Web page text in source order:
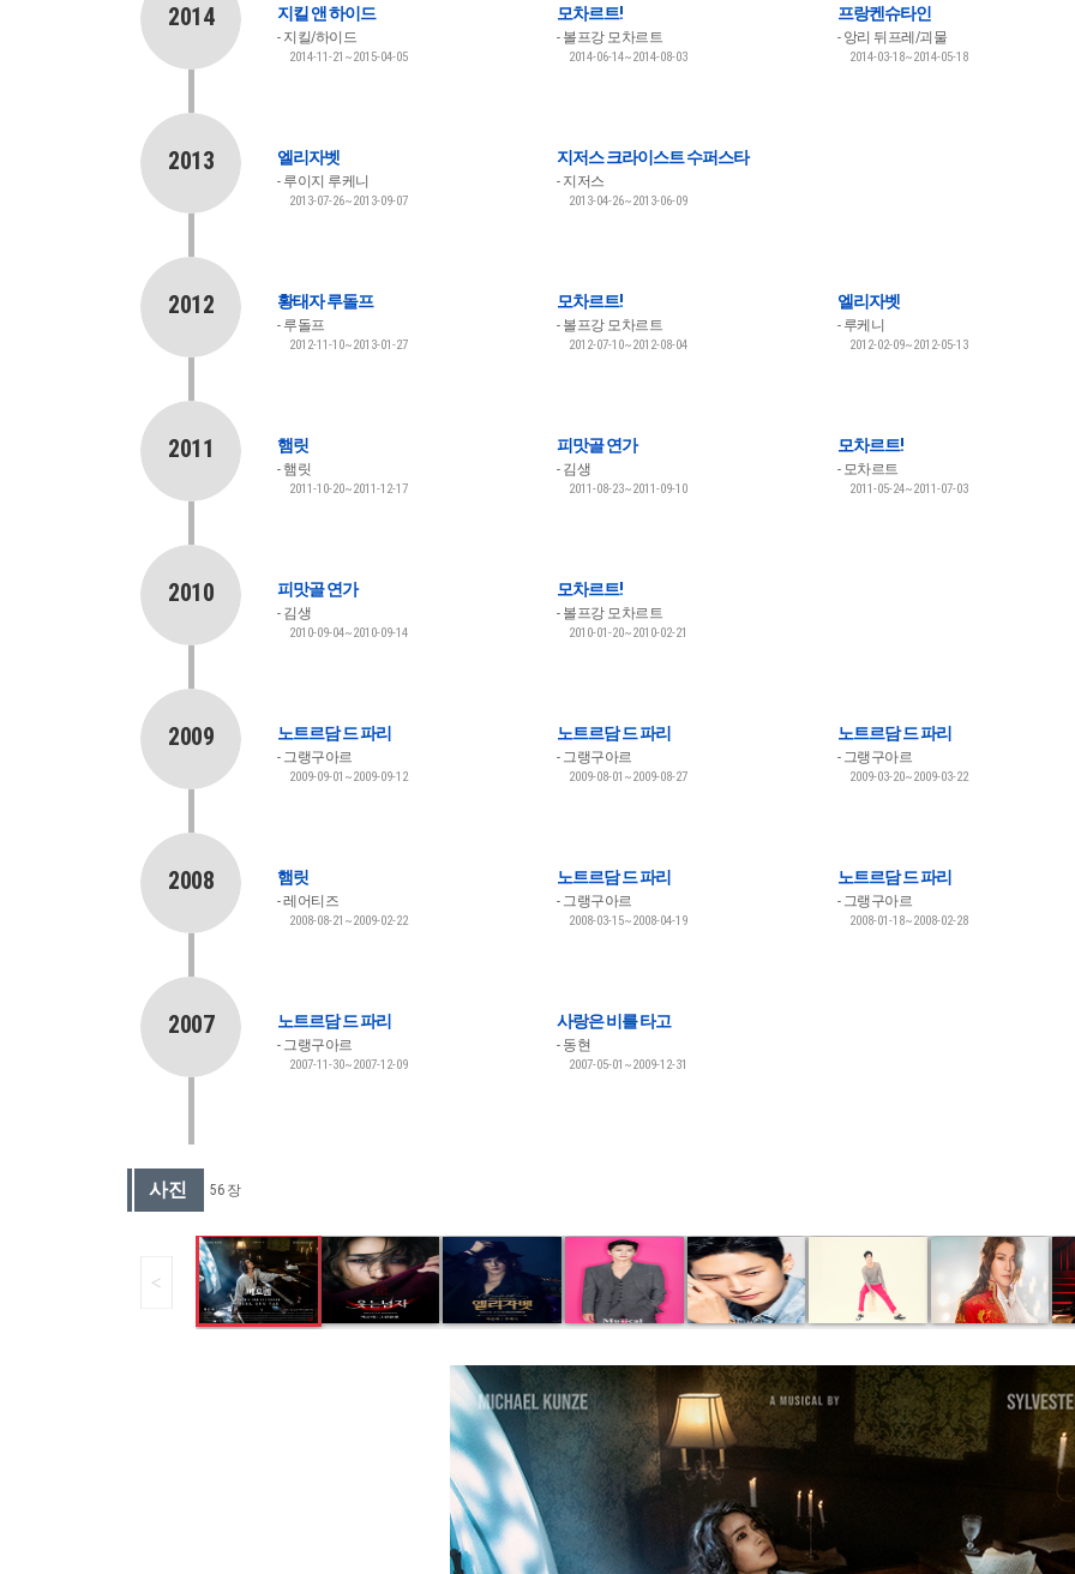
2014 지킬 앤 하이드
지킬/하이드
2014-11-21~2015-04-05
모차르트!
볼프강 모차르트
2014-06-14~2014-08-03
프랑켄슈타인
앙리 뒤프레/괴물
2014-03-18~2014-05-18
2013 엘리자벳
루이지 루케니
2013-07-26~2013-09-07
지저스 크라이스트 수퍼스타
지저스
2013-04-26~2013-06-09
2012 황태자 루돌프
루돌프
2012-11-10~2013-01-27
모차르트!
볼프강 모차르트
2012-07-10~2012-08-04
엘리자벳
루케니
2012-02-09~2012-05-13
2011 햄릿
햄릿
2011-10-20~2011-12-17
피맛골 연가
김생
2011-08-23~2011-09-10
모차르트!
모차르트
2011-05-24~2011-07-03
2010 피맛골 연가
김생
2010-09-04~2010-09-14
모차르트!
볼프강 모차르트
2010-01-20~2010-02-21
2009 노트르담 드 파리
그랭구아르
2009-09-01~2009-09-12
노트르담 드 파리
그랭구아르
2009-08-01~2009-08-27
노트르담 드 파리
그랭구아르
2009-03-20~2009-03-22
2008 햄릿
레어티즈
2008-08-21~2009-02-22
노트르담 드 파리
그랭구아르
2008-03-15~2008-04-19
노트르담 드 파리
그랭구아르
2008-01-18~2008-02-28
2007 노트르담 드 파리
그랭구아르
2007-11-30~2007-12-09
사랑은 비를 타고
동현
2007-05-01~2009-12-31
사진 56 장